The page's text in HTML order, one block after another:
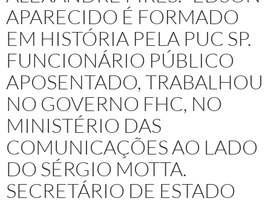
APARECIDO É FORMADO
EM HISTÓRIA PELA PUC SP.
FUNCIONÁRIO PÚBLICO
APOSENTADO, TRABALHOU
NO GOVERNO FHC, NO
MINISTÉRIO DAS
COMUNICAÇÕES AO LADO
DO SÉRGIO MOTTA.
SECRETÁRIO DE ESTADO